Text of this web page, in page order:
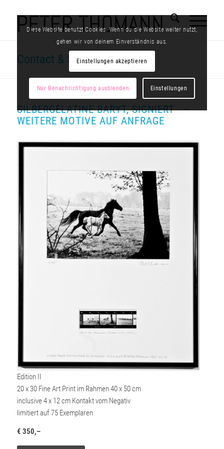
Contact & Shop
SILBERGELATINE BARYT, SIGNIERT –
WEITERE MOTIVE AUF ANFRAGE
Edition II
20 x 30 Fine Art Print im Rahmen 40 x 50 cm
inclusive 4 x 12 cm Kontakt vom Negativ
limitiert auf 75 Exemplaren
€ 350,–
Diese Website benutzt Cookies. Wenn du die Website weiter nutzt,
gehen wir von deinem Einverständnis aus.
Einstellungen akzeptieren
Nur Benachrichtigung ausblenden Einstellungen